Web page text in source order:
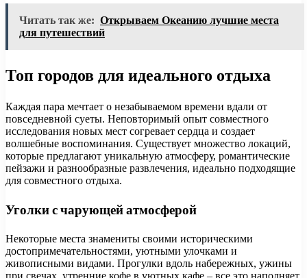
Читать так же: Открываем Океанию лучшие места
для путешествий
Топ городов для идеального отдыха
Каждая пара мечтает о незабываемом времени вдали от
повседневной суеты. Неповторимый опыт совместного
исследования новых мест согревает сердца и создает
волшебные воспоминания. Существует множество локаций,
которые предлагают уникальную атмосферу, романтические
пейзажи и разнообразные развлечения, идеально подходящие
для совместного отдыха.
Уголки с чарующей атмосферой
Некоторые места знамениты своими историческими
достопримечательностями, уютными улочками и
живописными видами. Прогулки вдоль набережных, ужины
при свечах, утренние кофе в уютных кафе – все это наполняет